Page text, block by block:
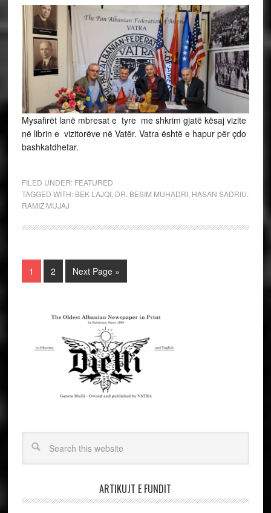
Mysafirët lanë mbresat e tyre me shkrim gjatë kësaj vizite
në librin e vizitorëve në Vatër. Vatra është e hapur për çdo
bashkatdhetar.
FILED UNDER: FEATURED
TAGGED WITH: BEK LAJQI, DR. BESIM MUHADRI, HASAN SADRIU
RAMIZ MUJAJ
1 2 Next Page »
ARTIKUJT E FUNDIT